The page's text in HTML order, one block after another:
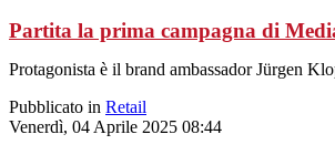
Partita la prima campagna di
Protagonista è il brand ambassador Jürgen
Pubblicato in Retail
Venerdì, 04 Aprile 2025 08:44